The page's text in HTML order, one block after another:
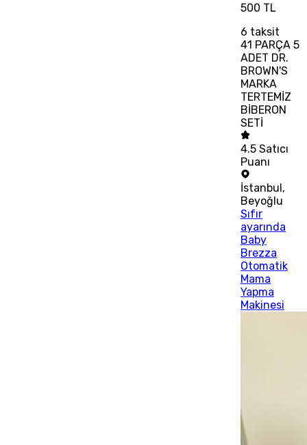
500 TL
6 taksit
41 PARÇA 5
ADET DR.
BROWN'S
MARKA
TERTEMİZ
BİBERON
SETİ
4.5 Satıcı
Puanı
İstanbul,
Beyoğlu
Sıfır
ayarında
Baby
Brezza
Otomatik
Mama
Yapma
Makinesi